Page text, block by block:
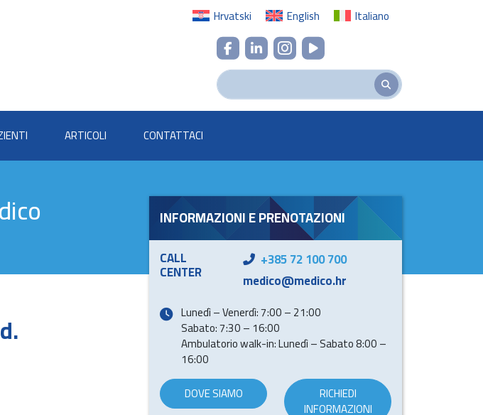
Hrvatski English Italiano
ARTICOLI CONTATTACI
INFORMAZIONI E PRENOTAZIONI
CALL
CENTER
+385 72 100 700
medico@medico.hr
Lunedì – Venerdì: 7:00 – 21:00
Sabato: 7:30 – 16:00
Ambulatorio walk-in: Lunedì – Sabato 8:00 –
16:00
DOVE SIAMO
RICHIEDI
INFORMAZIONI